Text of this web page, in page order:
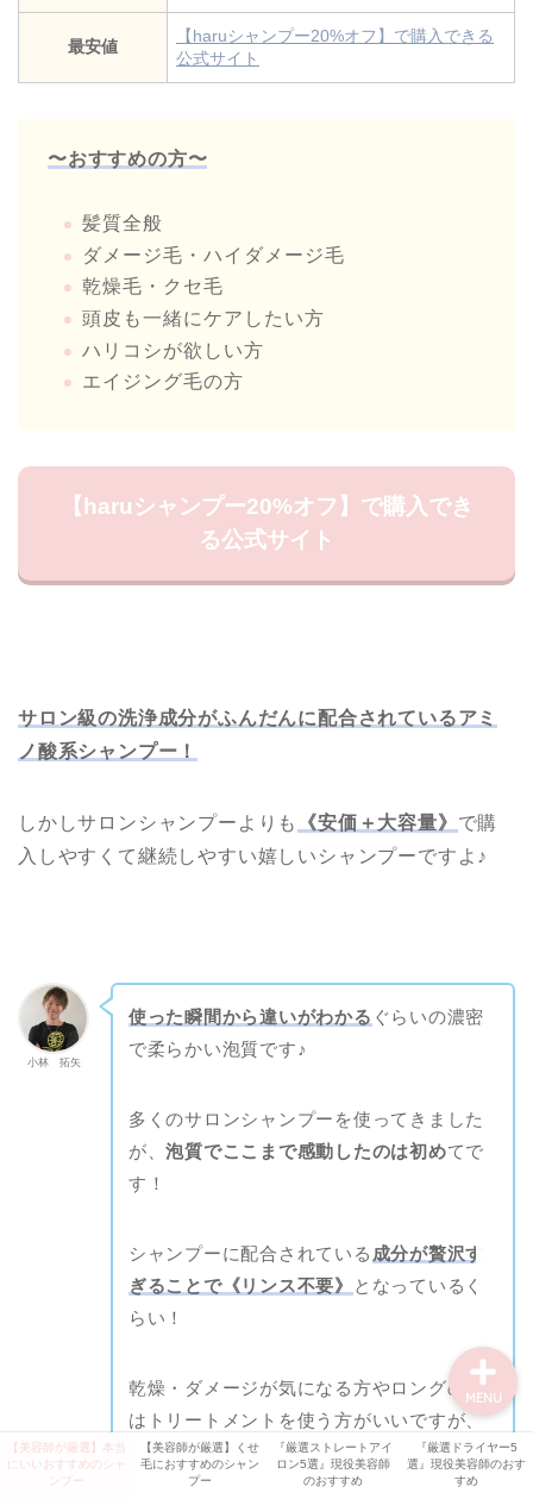
最安値
【haruシャンプー20%オフ】で購入できる
公式サイト
〜おすすめの方〜
髪質全般
ダメージ毛・ハイダメージ毛
乾燥毛・クセ毛
頭皮も一緒にケアしたい方
ハリコシが欲しい方
エイジング毛の方
【haruシャンプー20%オフ】で購入でき
る公式サイト
サロン級の洗浄成分がふんだんに配合されているアミ
ノ酸系シャンプー！
しかしサロンシャンプーよりも 《安価＋大容量》 で購
入しやすくて継続しやすい嬉しいシャンプーですよ♪
小林 拓矢
使った瞬間から違いがわかる ぐらいの濃密
で柔らかい泡質です♪
多くのサロンシャンプーを使ってきました
が、泡質でここまで感動したのは初めてで
す！
シャンプーに配合されている 成分が贅沢す
ぎることで《リンス不要》
となっているぐ
らい！
乾燥・ダメージが気になる方やロングの方
はトリートメントを使う方がいいですが、
時短重視の方にはたまらないシャンプー♪
【美容師が厳選】本当
にいいおすすめのシャ
ンプー
【美容師が厳選】くせ
毛におすすめのシャン
プー
『厳選ストレートアイ
ロン5選』現役美容師
のおすすめ
『厳選ドライヤー5
選』現役美容師のおす
すめ
MENU
【ミルボン記事 】
美容師・美容室情報
シャンプー解析